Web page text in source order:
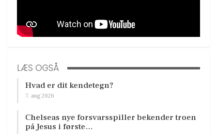
LÆS OGSÅ
Hvad er dit kendetegn?
7. aug 2026
Chelseas nye forsvarsspiller bekender troen
på Jesus i første…